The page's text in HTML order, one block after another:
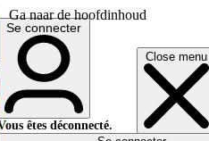
Ga naar de hoofdinhoud
Close menu
English
Deutsch
Se connecter
êtes déconnecté.